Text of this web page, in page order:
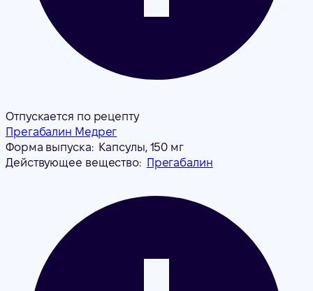
Отпускается по рецепту
Прегабалин Медрег
Форма выпуска: Капсулы, 150 мг
Действующее вещество: Прегабалин